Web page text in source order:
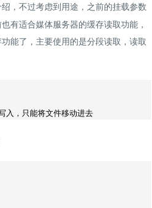
，不过考虑到用途，之前的挂载参数
有适合媒体服务器的缓存读取功能，
能了，主要使用的是分段读取，读取